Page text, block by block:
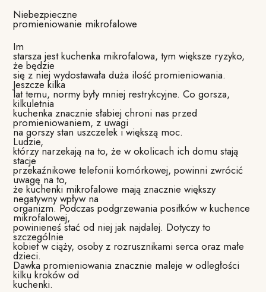
Niebezpieczne
promieniowanie mikrofalowe
Im
starsza jest kuchenka mikrofalowa, tym większe ryzyko,
że będzie
się z niej wydostawała duża ilość promieniowania.
Jeszcze kilka
lat temu, normy były mniej restrykcyjne. Co gorsza,
kilkuletnia
kuchenka znacznie słabiej chroni nas przed
promieniowaniem, z uwagi
na gorszy stan uszczelek i większą moc.
Ludzie,
którzy narzekają na to, że w okolicach ich domu stają
stacje
przekaźnikowe telefonii komórkowej, powinni zwrócić
uwagę na to,
że kuchenki mikrofalowe mają znacznie większy
negatywny wpływ na
organizm. Podczas podgrzewania posiłków w kuchence
mikrofalowej,
powinieneś stać od niej jak najdalej. Dotyczy to
szczególnie
kobiet w ciąży, osoby z rozrusznikami serca oraz małe
dzieci.
Dawka promieniowania znacznie maleje w odległości
kilku kroków od
kuchenki.